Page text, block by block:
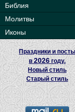
Библия
Молитвы
Иконы
Праздники и посты
в2026 году.
Новый стиль
Старый стиль